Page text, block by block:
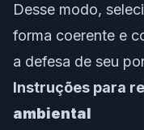
Desse modo,
forma coerente e
a defesa de seu
Instruções para
ambiental